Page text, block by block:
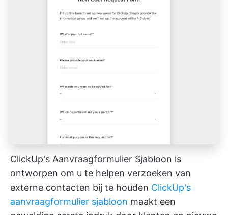
ClickUp's Aanvraagformulier Sjabloon is
ontworpen om u te helpen verzoeken van
externe contacten bij te houden ClickUp's
aanvraagformulier sjabloon maakt een